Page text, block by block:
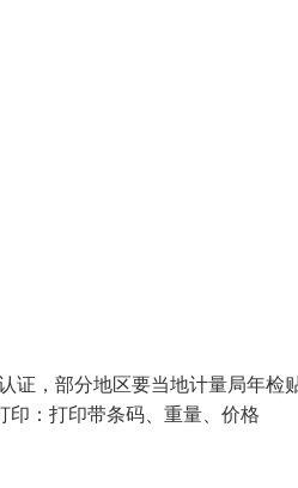
证，部分地区要当地计量局年检
：打印带条码、重量、价格